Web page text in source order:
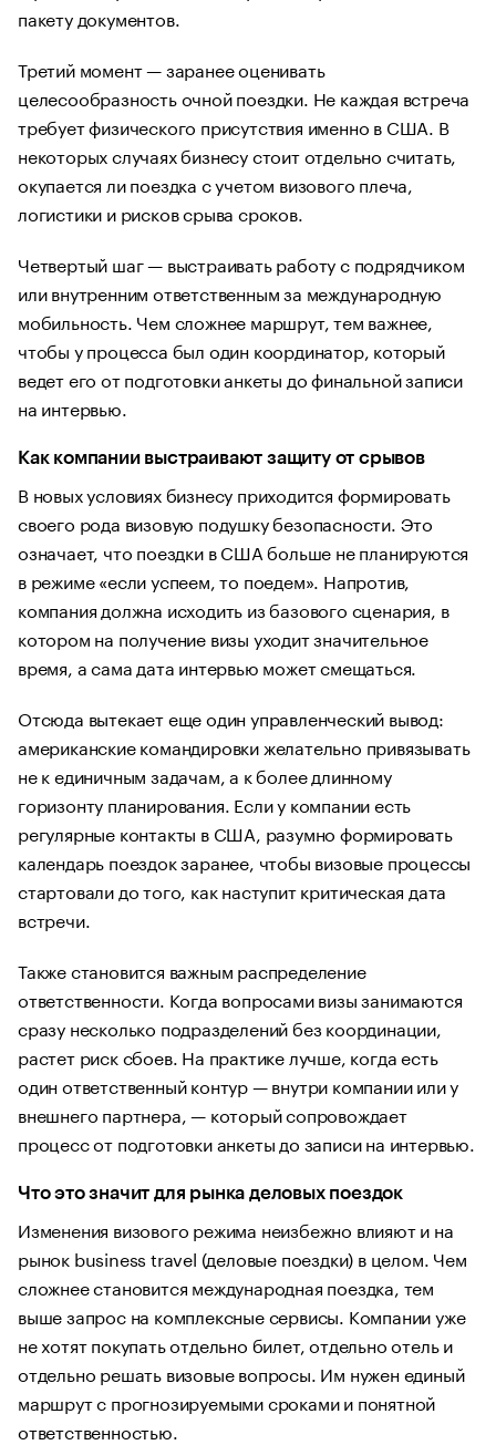
пакету документов.
Третий момент — заранее оценивать
целесообразность очной поездки. Не каждая встреча
требует физического присутствия именно в США. В
некоторых случаях бизнесу стоит отдельно считать,
окупается ли поездка с учетом визового плеча,
логистики и рисков срыва сроков.
Четвертый шаг — выстраивать работу с подрядчиком
или внутренним ответственным за международную
мобильность. Чем сложнее маршрут, тем важнее,
чтобы у процесса был один координатор, который
ведет его от подготовки анкеты до финальной записи
на интервью.
Как компании выстраивают защиту от срывов
В новых условиях бизнесу приходится формировать
своего рода визовую подушку безопасности. Это
означает, что поездки в США больше не планируются
в режиме «если успеем, то поедем». Напротив,
компания должна исходить из базового сценария, в
котором на получение визы уходит значительное
время, а сама дата интервью может смещаться.
Отсюда вытекает еще один управленческий вывод:
американские командировки желательно привязывать
не к единичным задачам, а к более длинному
горизонту планирования. Если у компании есть
регулярные контакты в США, разумно формировать
календарь поездок заранее, чтобы визовые процессы
стартовали до того, как наступит критическая дата
встречи.
Также становится важным распределение
ответственности. Когда вопросами визы занимаются
сразу несколько подразделений без координации,
растет риск сбоев. На практике лучше, когда есть
один ответственный контур — внутри компании или у
внешнего партнера, — который сопровождает
процесс от подготовки анкеты до записи на интервью.
Что это значит для рынка деловых поездок
Изменения визового режима неизбежно влияют и на
рынок business travel (деловые поездки) в целом. Чем
сложнее становится международная поездка, тем
выше запрос на комплексные сервисы. Компании уже
не хотят покупать отдельно билет, отдельно отель и
отдельно решать визовые вопросы. Им нужен единый
маршрут с прогнозируемыми сроками и понятной
ответственностью.